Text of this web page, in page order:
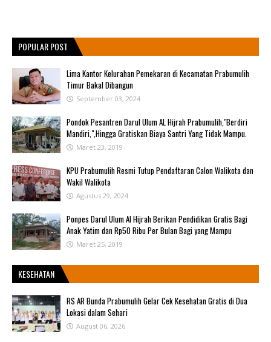
POPULAR POST
Lima Kantor Kelurahan Pemekaran di Kecamatan Prabumulih
Timur Bakal Dibangun
September 03, 2024
Pondok Pesantren Darul Ulum AL Hijrah Prabumulih,"Berdiri
Mandiri,",Hingga Gratiskan Biaya Santri Yang Tidak Mampu.
Maret 23, 2019
KPU Prabumulih Resmi Tutup Pendaftaran Calon Walikota dan
Wakil Walikota
Agustus 29, 2024
Ponpes Darul Ulum Al Hijrah Berikan Pendidikan Gratis Bagi
Anak Yatim dan Rp50 Ribu Per Bulan Bagi yang Mampu
Maret 25, 2019
KESEHATAN
RS AR Bunda Prabumulih Gelar Cek Kesehatan Gratis di Dua
Lokasi dalam Sehari
August 06, 2026